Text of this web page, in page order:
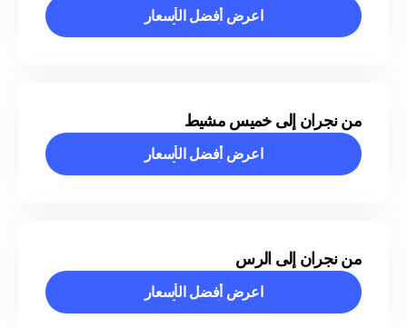
اعرض أفضل الأسعار
اعرض أفضل الأسعار
من نجران إلى خميس مشيط
اعرض أفضل الأسعار
اعرض أفضل الأسعار
من نجران إلى الرس
اعرض أفضل الأسعار
اعرض أفضل الأسعار